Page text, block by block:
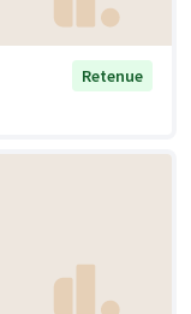
Retenue